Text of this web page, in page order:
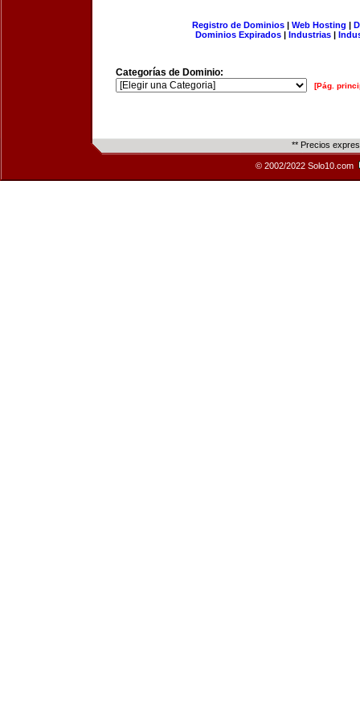
Registro de Dominios| Web Hosting |
Dominios Expirados | Industrias |
Categorías de Dominio:
[Pág.
** Precios
© 2002/2022 Solo10.com